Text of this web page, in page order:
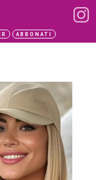
ABBONATI